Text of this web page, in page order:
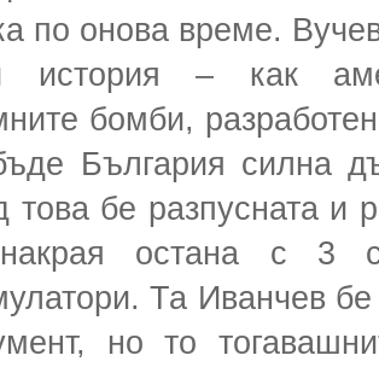
по онова време.
история – как
бомби,
България силна
това бе разпусната и
остана с 3
Та Иванчев
но то